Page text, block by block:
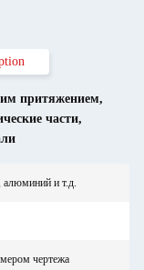
притяжением,
части,
и т.д.
чертежа